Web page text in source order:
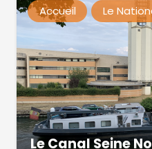
Accueil Le
Le Canal Seine